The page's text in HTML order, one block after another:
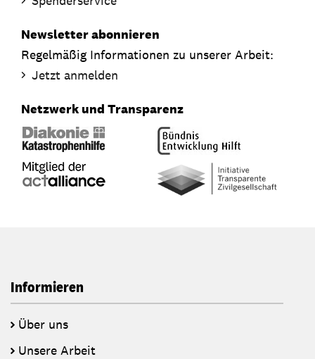
Newsletter abonnieren
Regelmäßig Informationen zu unserer Arbeit:
Jetzt anmelden
Netzwerk und Transparenz
Informieren
Über uns
Unsere Arbeit